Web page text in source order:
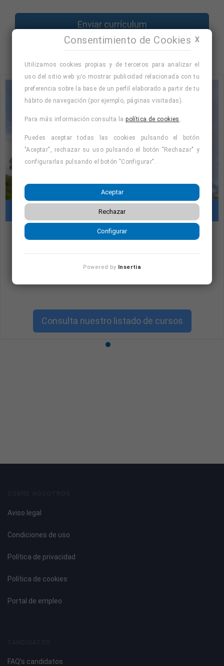
Enviar currículum
Volver
Cursos con prácticas en empresas
¡Precios con descuento!
Consulta nuestro listado de cursos
Aviso legal
Condiciones de uso
Política de privacidad
Política de cookies
Portal de empleo
FAQ's candidatos
X
Consentimiento de Cookies
Utilizamos cookies propias y de terceros para analizar el
uso del sitio web y/o mostrar publicidad relacionada con tu
preferencia sobre la base de un perfil elaborado a partir de tu
hábito de navegación (por ejemplo, páginas visitadas).
Para más información consulta lapolítica de cookies .
Puedes aceptar todas las cookies pulsando el botón
"Aceptar", rechazar su uso pulsando el botón "Rechazar" y
configurarlas pulsando el botón "Configurar".
Aceptar
Rechazar
Configurar
Powered by Insertia